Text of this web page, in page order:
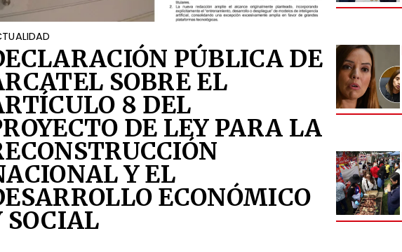
PÚBLICA DE
SOBRE EL
8 DEL
DE LEY PARA LA
Y EL
ECONÓMICO
SOCIAL